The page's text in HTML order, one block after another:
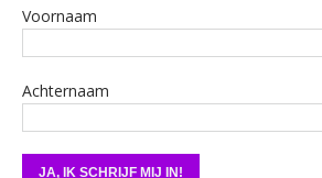
Voornaam
Achternaam